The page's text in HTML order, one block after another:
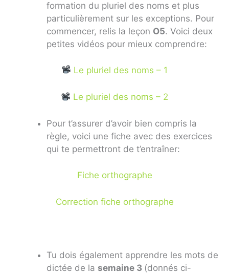
formation du pluriel des noms et plus
particulièrement sur les exceptions. Pour
commencer, relis la leçon O5. Voici deux
petites vidéos pour mieux comprendre:
Le pluriel des noms – 1
Le pluriel des noms – 2
Pour t’assurer d’avoir bien compris la
règle, voici une fiche avec des exercices
qui te permettront de t’entraîner:
Fiche orthographe
Correction fiche orthographe
Tu dois également apprendre les mots de
dictée de la semaine 3 (donnés ci-